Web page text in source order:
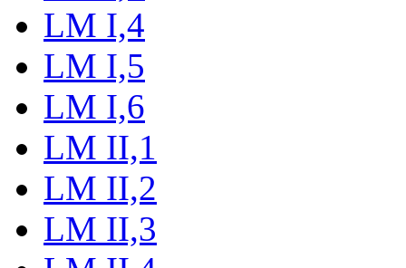
LM I,4
LM I,5
LM I,6
LM II,1
LM II,2
LM II,3